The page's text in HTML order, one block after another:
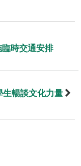
時交通安排
暢談文化力量